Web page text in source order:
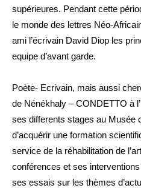
supérieures. Pendant cette
le monde des lettres Néo-
ami l’écrivain David Diop les
equipe d’avant garde.
Poète- Ecrivain, mais aussi
de Nénékhaly – CONDETTO à
ses differents stages au Musée
d’acquérir une formation
service de la réhabilitation de
conférences et ses
ses essais sur les thèmes